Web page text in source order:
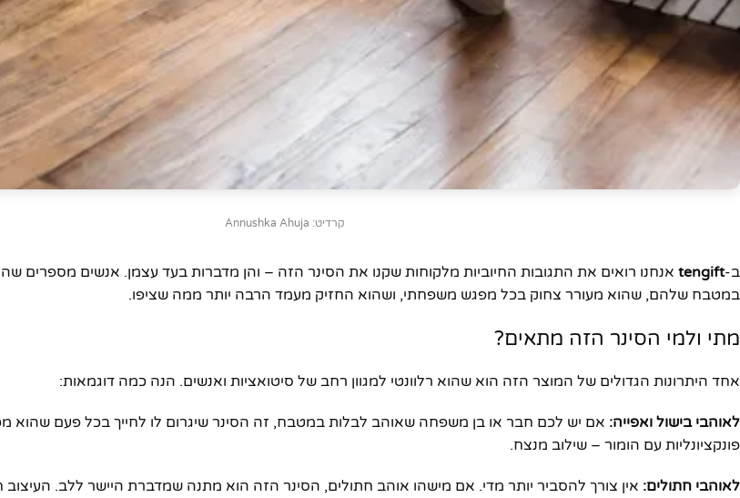
קרדיט: Annushka Ahuja
ב-tengift אנחנו רואים את התגובות החיוביות מלקוחות שקנו את הסינר הזה – והן מדברות בעד עצמן. אנשים מספרים
במטבח שלהם, שהוא מעורר צחוק בכל מפגש משפחתי, ושהוא החזיק מעמד הרבה יותר ממה שציפו.
מתי ולמי הסינר הזה מתאים?
אחד היתרונות הגדולים של המוצר הזה הוא שהוא רלוונטי למגוון רחב של סיטואציות ואנשים. הנה כמה דוגמאות:
לאוהבי בישול ואפייה: אם יש לכם חבר או בן משפחה שאוהב לבלות במטבח, זה הסינר שיגרום לו לחייך בכל פעם שהוא
פונקציונליות עם הומור – שילוב מנצח.
לאוהבי חתולים: אין צורך להסביר יותר מדי. אם מישהו אוהב חתולים, הסינר הזה הוא מתנה שמדברת היישר ללב.